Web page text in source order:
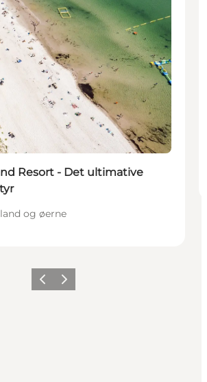
oplevelser
Resort - Det ultimative
og øerne
ForrigeNæste